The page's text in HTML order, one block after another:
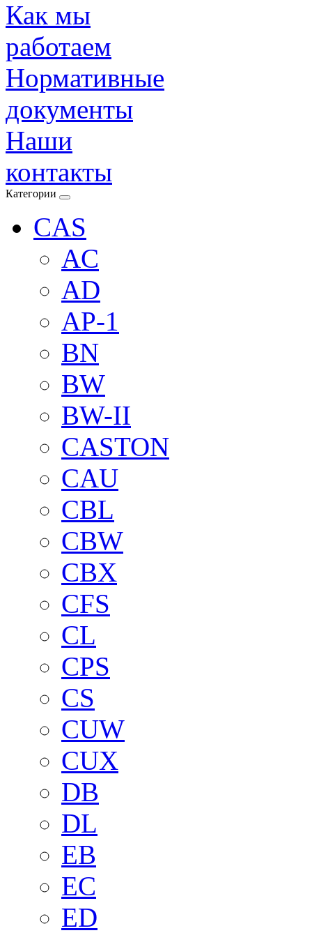
Как мы
работаем
Нормативные
документы
Наши
контакты
Категории
CAS
AC
AD
AP-1
BN
BW
BW-II
CASTON
CAU
CBL
CBW
CBX
CFS
CL
CPS
CS
CUW
CUX
DB
DL
EB
EC
ED